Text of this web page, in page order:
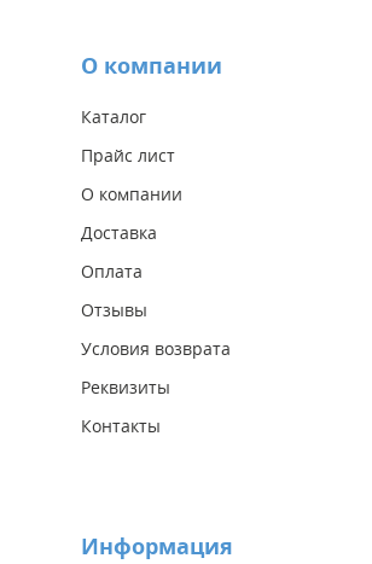
О компании
Каталог
Прайс лист
О компании
Доставка
Оплата
Отзывы
Условия возврата
Реквизиты
Контакты
Информация